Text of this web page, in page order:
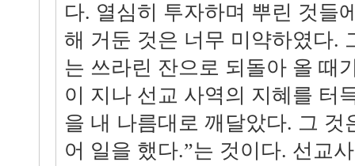
다. 열심히 투자하며 뿌린 것들
해 거둔 것은 너무 미약하였다.
는 쓰라린 잔으로 되돌아 올 때
이 지나 선교 사역의 지혜를 터
을 내 나름대로 깨달았다. 그 것
어 일을 했다.”는 것이다. 선교